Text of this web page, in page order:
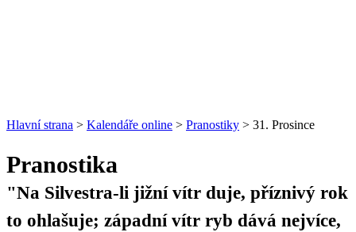
Hlavní strana > Kalendáře online > Pranostiky > 31. Prosince
Pranostika
"Na Silvestra-li jižní vítr duje, příznivý rok
to ohlašuje; západní vítr ryb dává nejvíce,